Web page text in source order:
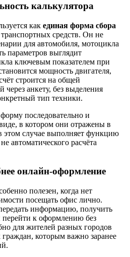
калькулятора
как единая форма сбора
средств. Он не
для автомобиля, мотоцикла
параметров выглядит
ключевым показателем при
мощность двигателя,
строится на общей
анкету, без выделения
тип техники.
последовательно и
в котором они отражены в
этом случае выполняет функцию
автоматического расчёта
онлайн‑оформление
полезен, когда нет
посещать офис лично.
информацию, получить
перейти к оформлению без
для жителей разных городов
которым важно заранее